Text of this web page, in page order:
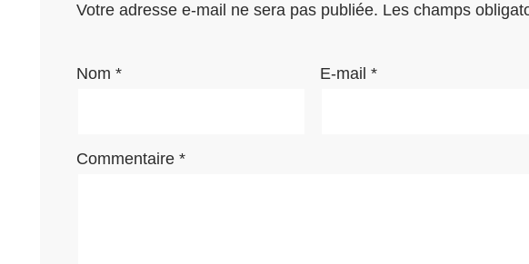
Votre adresse e-mail ne sera pas publiée. Les champs
Nom * E-mail*
Commentaire *